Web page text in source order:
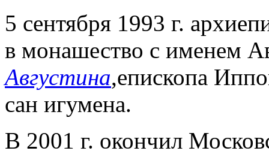
5 сентября 1993 г.
в монашество с именем
Августина,епископа
сан игумена.
В 2001 г. окончил